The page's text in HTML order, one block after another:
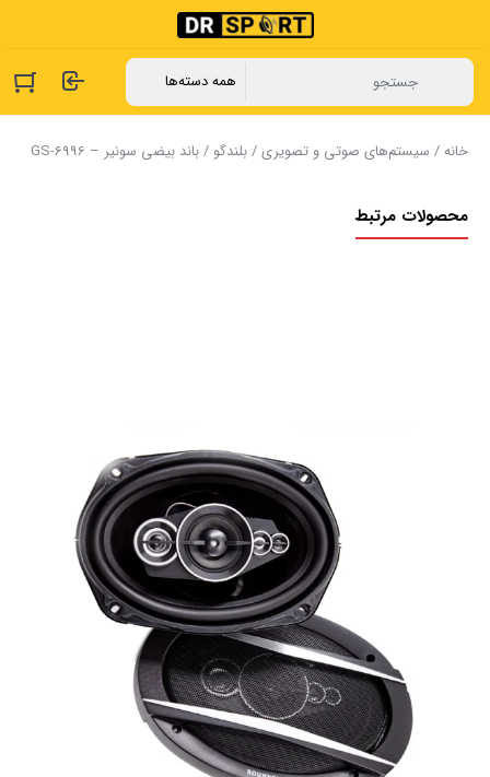
خانه/ سیستم‌های صوتی و تصویری/بلندگو / باند بیضی سونیر – GS-6996
محصولات مرتبط